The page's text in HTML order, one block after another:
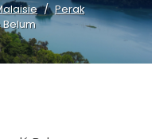
Perak
Belum